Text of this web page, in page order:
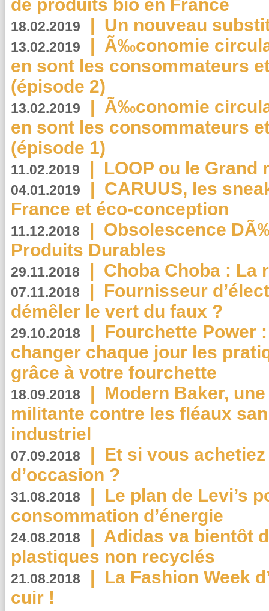
de produits bio en France
18.02.2019 | Un nouveau
13.02.2019 | Ã‰conomie
en sont les consommateurs
(épisode 2)
13.02.2019 | Ã‰conomie
en sont les consommateurs
(épisode 1)
11.02.2019 | LOOP ou le Grand
04.01.2019 | CARUUS, les
France et éco-conception
11.12.2018 | Obsolescence
Produits Durables
29.11.2018 | Choba Choba : La
07.11.2018 | Fournisseur
démêler le vert du faux ?
29.10.2018 | Fourchette Power
changer chaque jour les
grâce à votre fourchette
18.09.2018 | Modern Baker,
militante contre les fléaux
industriel
07.09.2018 | Et si vous
d’occasion ?
31.08.2018 | Le plan de Levi’s
consommation d’énergie
24.08.2018 | Adidas va bientôt
plastiques non recyclés
21.08.2018 | La Fashion Week
cuir !